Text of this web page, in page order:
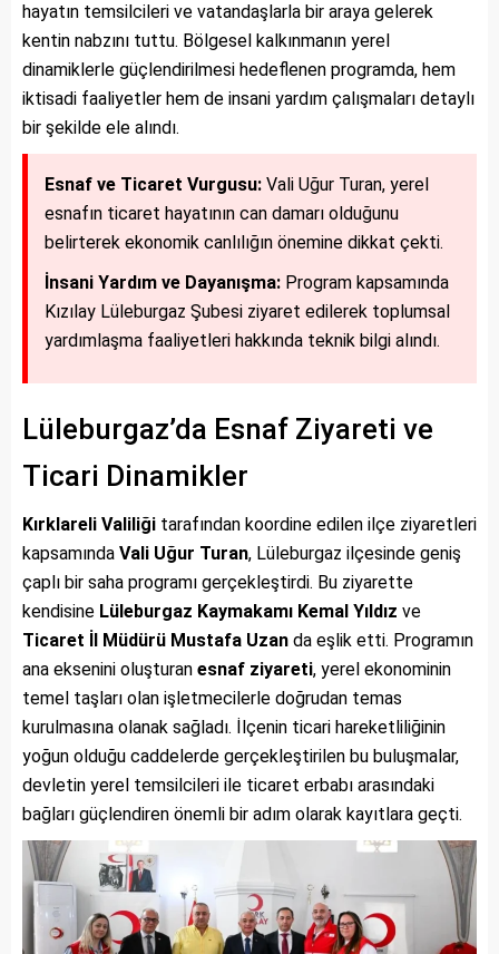
hayatın temsilcileri ve vatandaşlarla bir araya gelerek
kentin nabzını tuttu. Bölgesel kalkınmanın yerel
dinamiklerle güçlendirilmesi hedeflenen programda, hem
iktisadi faaliyetler hem de insani yardım çalışmaları detaylı
bir şekilde ele alındı.
Esnaf ve Ticaret Vurgusu: Vali Uğur Turan, yerel
esnafın ticaret hayatının can damarı olduğunu
belirterek ekonomik canlılığın önemine dikkat çekti.
İnsani Yardım ve Dayanışma: Program kapsamında
Kızılay Lüleburgaz Şubesi ziyaret edilerek toplumsal
yardımlaşma faaliyetleri hakkında teknik bilgi alındı.
Lüleburgaz’da Esnaf Ziyareti ve
Ticari Dinamikler
Kırklareli Valiliği tarafından koordine edilen ilçe ziyaretleri
kapsamında Vali Uğur Turan, Lüleburgaz ilçesinde geniş
çaplı bir saha programı gerçekleştirdi. Bu ziyarette
kendisine Lüleburgaz Kaymakamı Kemal Yıldız ve
Ticaret İl Müdürü Mustafa Uzan da eşlik etti. Programın
ana eksenini oluşturan esnaf ziyareti, yerel ekonominin
temel taşları olan işletmecilerle doğrudan temas
kurulmasına olanak sağladı. İlçenin ticari hareketliliğinin
yoğun olduğu caddelerde gerçekleştirilen bu buluşmalar,
devletin yerel temsilcileri ile ticaret erbabı arasındaki
bağları güçlendiren önemli bir adım olarak kayıtlara geçti.